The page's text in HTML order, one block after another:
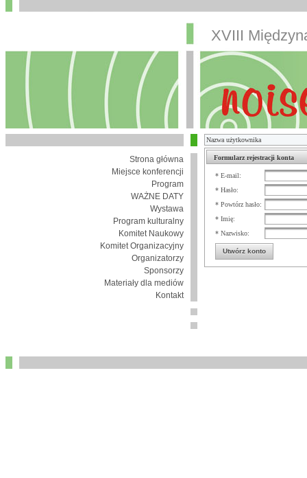
XVIII
Strona główna
Miejsce konferencji
Program
WAŻNE DATY
Wystawa
Program kulturalny
Komitet Naukowy
Komitet Organizacyjny
Organizatorzy
Sponsorzy
Materiały dla mediów
Kontakt
Formularz rejestracji konta
* E-mail:
* Hasło:
* Powtórz hasło:
* Imię:
* Nazwisko:
Utwórz konto